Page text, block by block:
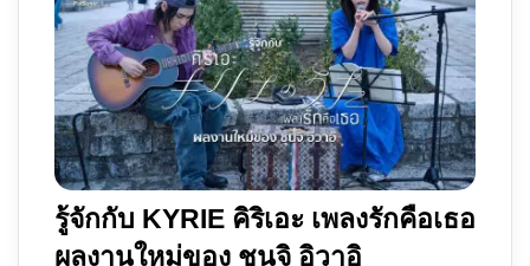
รู้จักกับ KYRIE คิริเอะ เพลงรักคือเธอ
ผลงานใหม่ของ ชุนจิ อิวาอิ